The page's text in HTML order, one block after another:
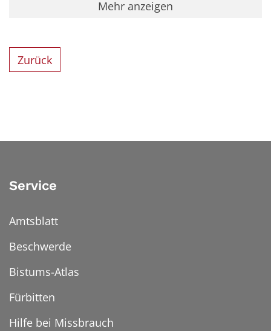
Mehr anzeigen
Zurück
Service
Amtsblatt
Beschwerde
Bistums-Atlas
Fürbitten
Hilfe bei Missbrauch